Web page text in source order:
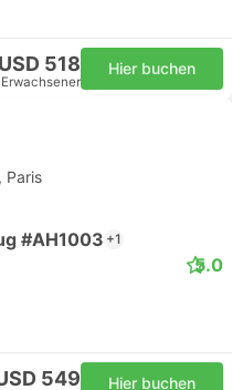
USD 518 Hier buchen
Paris
#AH1003 +1
5.0
549 Hier buchen